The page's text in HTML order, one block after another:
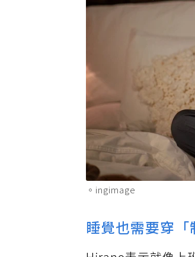
。ingimage
睡覺也需要穿「